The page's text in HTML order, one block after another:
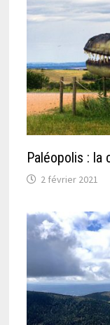
Paléopolis : la
2 février 2021